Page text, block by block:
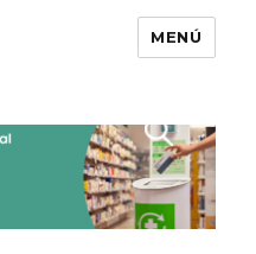
MENÚ
Buscar
por: